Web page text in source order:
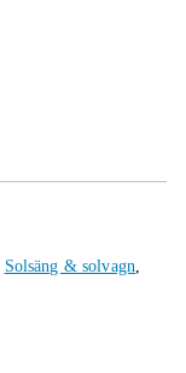
Solsäng & solvagn,